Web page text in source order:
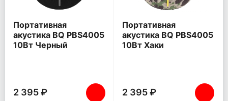
Портативная
акустика BQ PBS4005
10Вт Черный
2 395 ₽
Портативная
акустика BQ PBS4005
10Вт Хаки
2 395 ₽